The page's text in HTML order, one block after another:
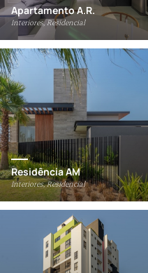
Apartamento A.R.
Interiores, Residencial
Residência AM
Interiores, Residencial